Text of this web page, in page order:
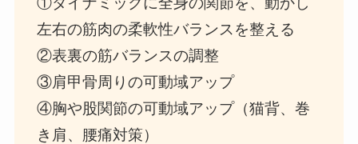
左右の筋肉の柔軟性バランスを整える
②表裏の筋バランスの調整
③肩甲骨周りの可動域アップ
④胸や股関節の可動域アップ（猫背、巻
き肩、腰痛対策）